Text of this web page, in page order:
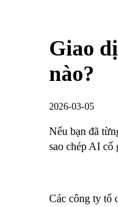
Giao
nào?
2026-03-05
Nếu bạn đã
sao chép AI cố
Các công ty tổ